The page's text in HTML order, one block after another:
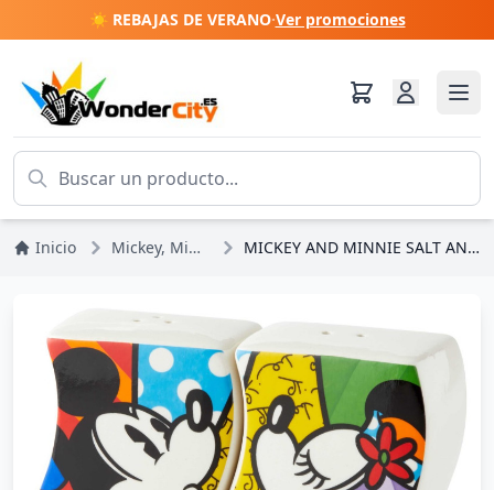
☀️ REBAJAS DE VERANO·Ver promociones
Inicio Mickey, Minnie, Pluto, Goofy MICKEY AND MINNIE SALT AND PEPPER PITCH - DISNEY BRITTO